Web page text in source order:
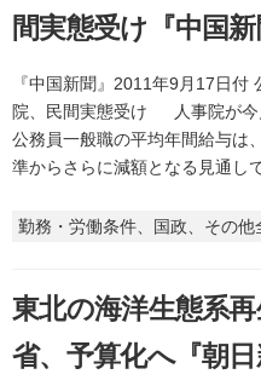
間実態受け『中国
『中国新聞』2011年9月17日
院、民間実態受け 人事院が今
公務員一般職の平均年間給与は
準からさらに減額となる見通し
勤務・労働条件、国政、その他
東北の海洋生態系
省、予算化へ『朝